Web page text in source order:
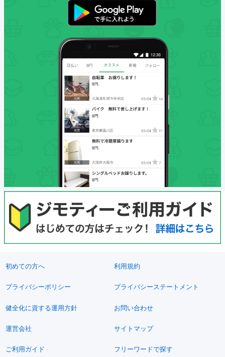
初めての方へ 利用規約
プライバシーポリシー プライバシーステートメント
健全化に資する運用方針 お問い合わせ
運営会社 サイトマップ
ご利用ガイド フリーワードで探す